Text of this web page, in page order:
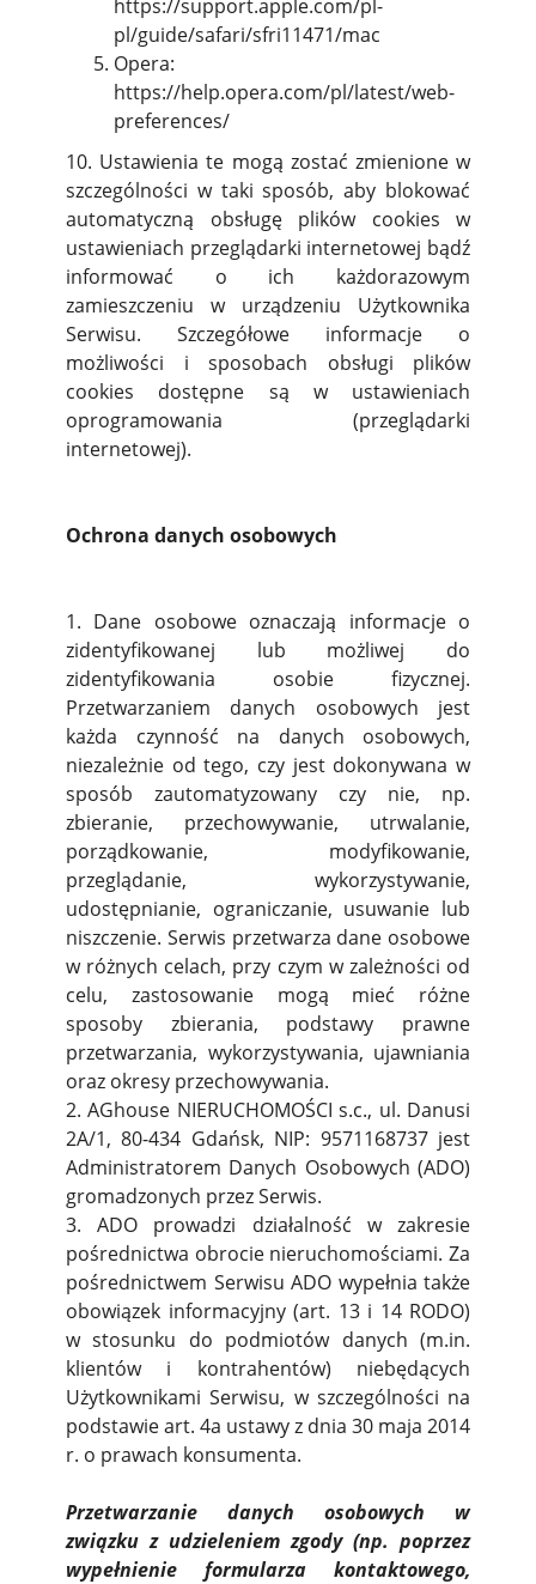
https://support.apple.com/pl-
pl/guide/safari/sfri11471/mac
Opera:
https://help.opera.com/pl/latest/web-
preferences/
10. Ustawienia te mogą zostać zmienione w
szczególności w taki sposób, aby blokować
automatyczną obsługę plików cookies w
ustawieniach przeglądarki internetowej bądź
informować o ich każdorazowym
zamieszczeniu w urządzeniu Użytkownika
Serwisu. Szczegółowe informacje o
możliwości i sposobach obsługi plików
cookies dostępne są w ustawieniach
oprogramowania (przeglądarki
internetowej).
Ochrona danych osobowych
1. Dane osobowe oznaczają informacje o
zidentyfikowanej lub możliwej do
zidentyfikowania osobie fizycznej.
Przetwarzaniem danych osobowych jest
każda czynność na danych osobowych,
niezależnie od tego, czy jest dokonywana w
sposób zautomatyzowany czy nie, np.
zbieranie, przechowywanie, utrwalanie,
porządkowanie, modyfikowanie,
przeglądanie, wykorzystywanie,
udostępnianie, ograniczanie, usuwanie lub
niszczenie. Serwis przetwarza dane osobowe
w różnych celach, przy czym w zależności od
celu, zastosowanie mogą mieć różne
sposoby zbierania, podstawy prawne
przetwarzania, wykorzystywania, ujawniania
oraz okresy przechowywania.
2. AGhouse NIERUCHOMOŚCI s.c., ul. Danusi
2A/1, 80-434 Gdańsk, NIP: 9571168737 jest
Administratorem Danych Osobowych (ADO)
gromadzonych przez Serwis.
3. ADO prowadzi działalność w zakresie
pośrednictwa obrocie nieruchomościami. Za
pośrednictwem Serwisu ADO wypełnia także
obowiązek informacyjny (art. 13 i 14 RODO)
w stosunku do podmiotów danych (m.in.
klientów i kontrahentów) niebędących
Użytkownikami Serwisu, w szczególności na
podstawie art. 4a ustawy z dnia 30 maja 2014
r. o prawach konsumenta.
Przetwarzanie danych osobowych w
związku z udzieleniem zgody (np. poprzez
wypełnienie formularza kontaktowego,